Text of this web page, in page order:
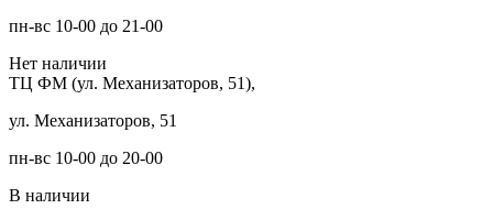
пн-вс 10-00 до 21-00
Нет наличии
ТЦ ФМ (ул. Механизаторов, 51),
ул. Механизаторов, 51
пн-вс 10-00 до 20-00
В наличии